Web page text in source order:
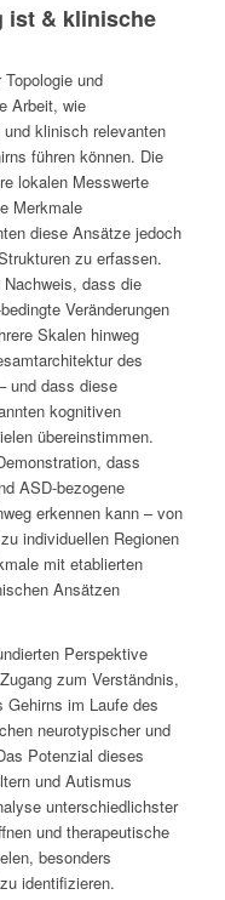
ist & klinische
und
Arbeit, wie
klinisch relevanten
führen können. Die
lokalen Messwerte
Merkmale
diese Ansätze jedoch
zu erfassen.
dass die
Veränderungen
Skalen hinweg
des
und dass diese
kognitiven
übereinstimmen.
dass
ASD-bezogene
erkennen kann – von
individuellen Regionen
mit etablierten
Ansätzen
Perspektive
zum Verständnis,
im Laufe des
neurotypischer und
Potenzial dieses
und Autismus
unterschiedlichster
und therapeutische
besonders
identifizieren.